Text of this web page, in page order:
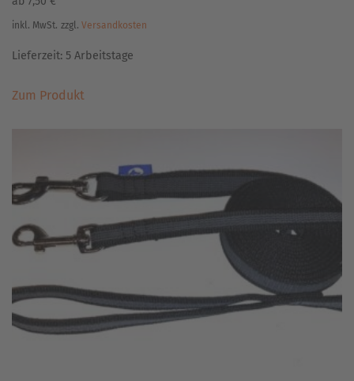
inkl. MwSt. zzgl. Versandkosten
Lieferzeit: 5 Arbeitstage
Zum ProduktProdukt
auf.
Die
können
auf
Produktseite
gewählt
werden